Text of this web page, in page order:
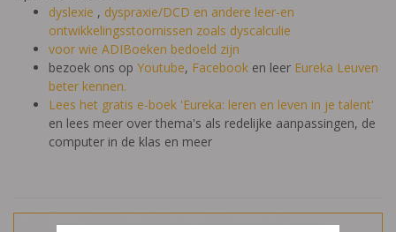
dyslexie , dyspraxie/DCD en andere leer-en
ontwikkelingsstoornissen zoals dyscalculie
voor wie ADIBoeken bedoeld zijn
bezoek ons op Youtube, Facebook en leer Eureka Leuven
beter kennen.
Lees het gratis e-boek 'Eureka: leren en leven in je talent'
en lees meer over thema's als redelijke aanpassingen, de
computer in de klas en meer